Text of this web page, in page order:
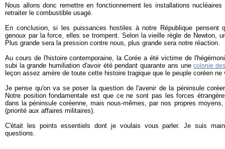
Nous allons donc remettre en fonctionnement les installations
retraiter le combustible usagé.
En conclusion, si les puissances hostiles à notre République pensent
genoux par la force, elles se trompent. Selon la vieille règle de Newton,
Plus grande sera la pression contre nous, plus grande sera notre réaction.
Au cours de l'histoire contemporaine, la Corée a été victime de
subi la grande humiliation d'avoir été pendant quarante ans unecolonie
leçon assez amère de toute cette histoire tragique que le peuple coréen
Je pense qu'on va se poser la question de l'avenir de la péninsule
Notre position fondamentale est que ce ne sont pas les forces
dans la péninsule coréenne, mais nous-mêmes, par nos propres
(priorité aux affaires militaires).
C'était les points essentiels dont je voulais vous parler. Je suis
questions.